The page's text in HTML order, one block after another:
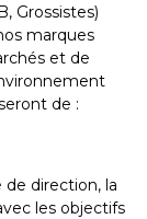
Grossistes)
marques
et de
de :
direction, la
les objectifs